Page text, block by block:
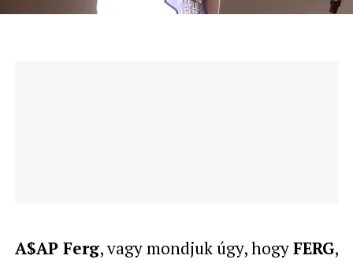
A$AP Ferg, vagy mondjuk úgy, hogyFERG,